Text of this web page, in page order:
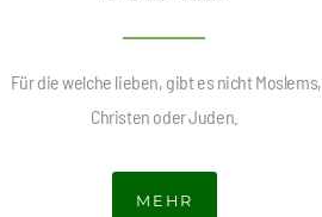
Für die welche lieben, gibt es nicht Moslems,
Christen oder Juden.
MEHR